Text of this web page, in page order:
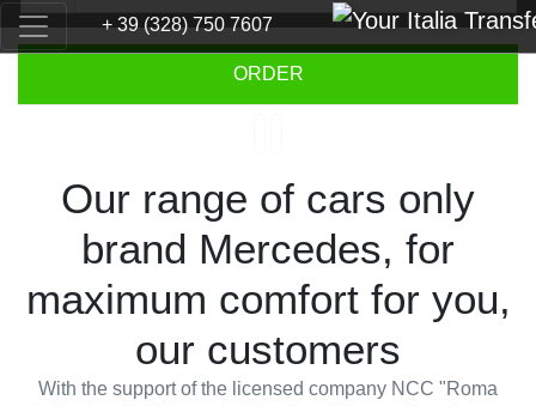
+ 39 (328) 750 7607
Previous Next
ORDER
Our range of cars only
brand Mercedes, for
maximum comfort for you,
our customers
With the support of the licensed company NCC "Roma